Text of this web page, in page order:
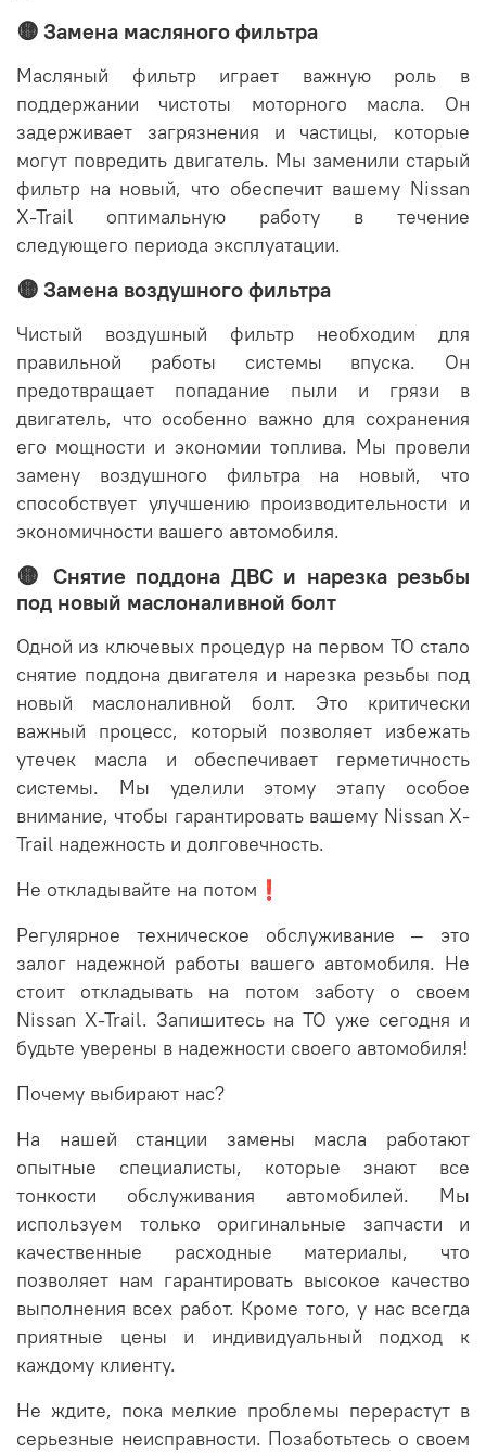
🟡 Замена масляного фильтра
Масляный фильтр играет важную роль в
поддержании чистоты моторного масла. Он
задерживает загрязнения и частицы, которые
могут повредить двигатель. Мы заменили старый
фильтр на новый, что обеспечит вашему Nissan
X-Trail оптимальную работу в течение
следующего периода эксплуатации.
🟡 Замена воздушного фильтра
Чистый воздушный фильтр необходим для
правильной работы системы впуска. Он
предотвращает попадание пыли и грязи в
двигатель, что особенно важно для сохранения
его мощности и экономии топлива. Мы провели
замену воздушного фильтра на новый, что
способствует улучшению производительности и
экономичности вашего автомобиля.
🟡 Снятие поддона ДВС и нарезка резьбы
под новый маслоналивной болт
Одной из ключевых процедур на первом ТО стало
снятие поддона двигателя и нарезка резьбы под
новый маслоналивной болт. Это критически
важный процесс, который позволяет избежать
утечек масла и обеспечивает герметичность
системы. Мы уделили этому этапу особое
внимание, чтобы гарантировать вашему Nissan X-
Trail надежность и долговечность.
Не откладывайте на потом❗️
Регулярное техническое обслуживание — это
залог надежной работы вашего автомобиля. Не
стоит откладывать на потом заботу о своем
Nissan X-Trail. Запишитесь на ТО уже сегодня и
будьте уверены в надежности своего автомобиля!
Почему выбирают нас?
На нашей станции замены масла работают
опытные специалисты, которые знают все
тонкости обслуживания автомобилей. Мы
используем только оригинальные запчасти и
качественные расходные материалы, что
позволяет нам гарантировать высокое качество
выполнения всех работ. Кроме того, у нас всегда
приятные цены и индивидуальный подход к
каждому клиенту.
Не ждите, пока мелкие проблемы перерастут в
серьезные неисправности. Позаботьтесь о своем